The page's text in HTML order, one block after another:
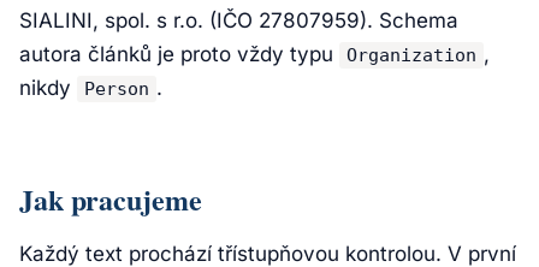
SIALINI, spol. s r.o. (IČO 27807959). Schema
autora článků je proto vždy typu
Organization ,
nikdy
Person .
Jak pracujeme
Každý text prochází třístupňovou kontrolou. V první